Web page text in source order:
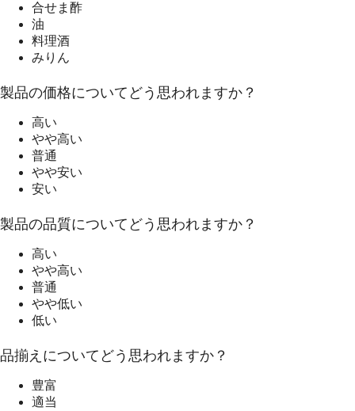
合せま酢
油
料理酒
みりん
製品の価格についてどう思われますか？
高い
やや高い
普通
やや安い
安い
製品の品質についてどう思われますか？
高い
やや高い
普通
やや低い
低い
品揃えについてどう思われますか？
豊富
適当